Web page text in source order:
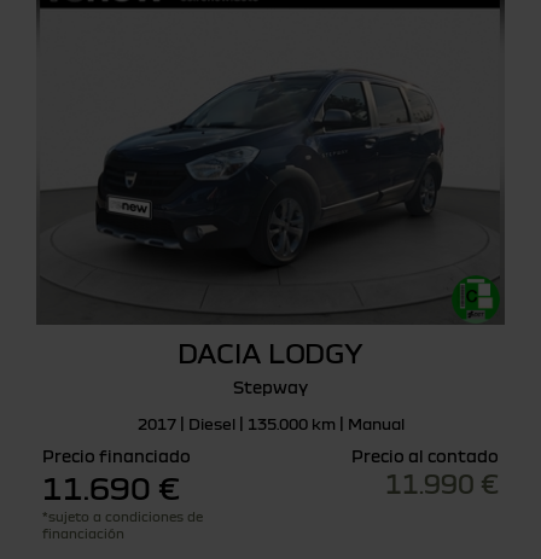
DACIA LODGY
Stepway
2017 | Diesel | 135.000 km | Manual
Precio financiado
11.690 €
*sujeto a condiciones de
financiación
Precio al contado
11.990 €